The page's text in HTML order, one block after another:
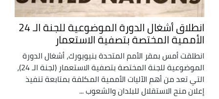
انطلاق أشغال الدورة الموضوعية للجنة الـ 24
الأممية المختصة بتصفية الاستعمار
انطلقت أمس بمقر الأمم المتحدة بنيويورك، أشغال الدورة
الموضوعية للجنة المختصة بتصفية الاستعمار (لجنة الـ 24)،
التي تعد من أهم الآليات الأممية المكلفة بمتابعة تنفيذ
إعلان منح الاستقلال للبلدان والشعوب ...